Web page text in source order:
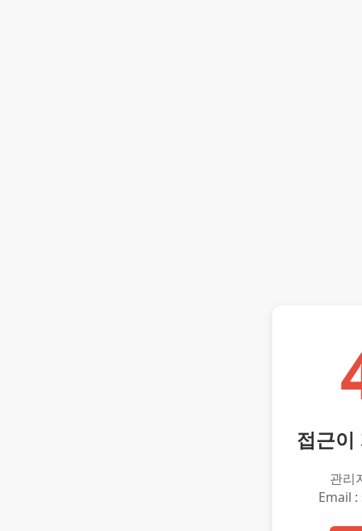
접근이
관리
Email